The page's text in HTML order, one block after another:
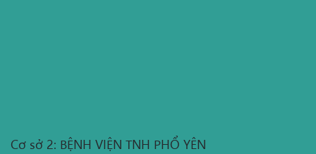
Cơ sở 2: BỆNH VIỆN TNH PHỔ YÊN